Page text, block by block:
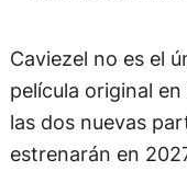
Caviezel no es el
película original
las dos nuevas
estrenarán en